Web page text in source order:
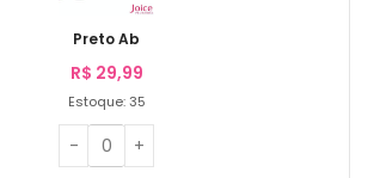
Preto Ab
R$ 29,99
Estoque: 35